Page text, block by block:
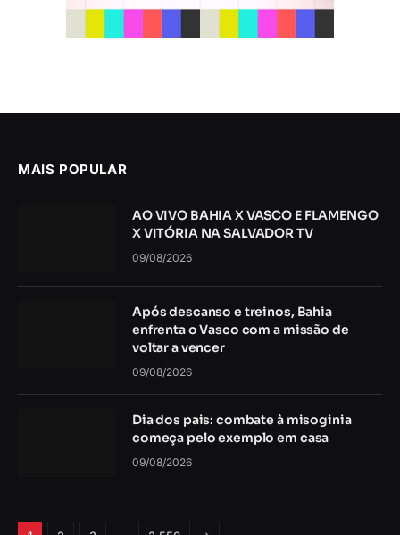
MAIS POPULAR
AO VIVO BAHIA X VASCO E FLAMENGO
X VITÓRIA NA SALVADOR TV
09/08/2026
Após descanso e treinos, Bahia
enfrenta o Vasco com a missão de
voltar a vencer
09/08/2026
Dia dos pais: combate à misoginia
começa pelo exemplo em casa
09/08/2026